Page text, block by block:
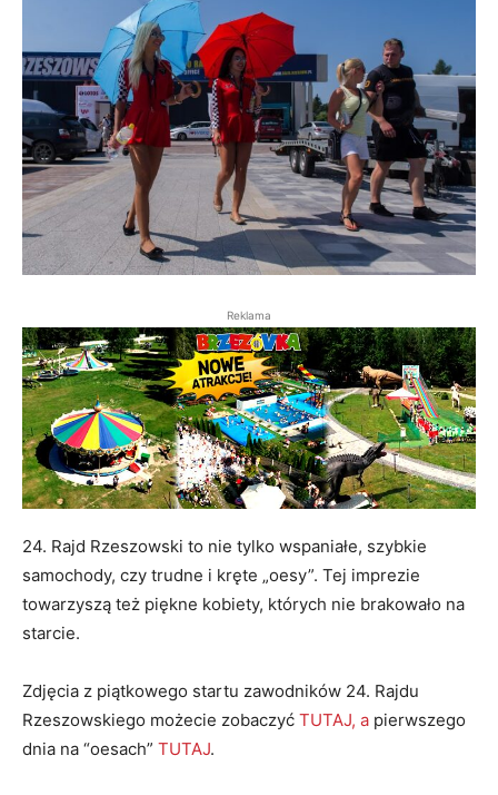
Reklama
24. Rajd Rzeszowski to nie tylko wspaniałe, szybkie
samochody, czy trudne i kręte „oesy”. Tej imprezie
towarzyszą też piękne kobiety, których nie brakowało na
starcie.
Zdjęcia z piątkowego startu zawodników 24. Rajdu
Rzeszowskiego możecie zobaczyć TUTAJ, a pierwszego
dnia na “oesach” TUTAJ.